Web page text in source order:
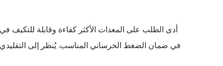
أدى الطلب على المعدات الأكثر كفاءة وقابلة للتكيف في
في ضمان الضغط الخرساني المناسب. يُنظر إلى التقليدي